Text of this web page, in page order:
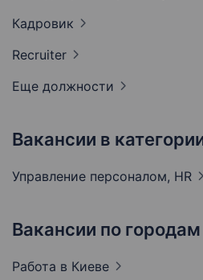
Кадровик
Recruiter
Еще должности
Вакансии в
Управление персоналом, HR
Вакансии по городам
Работа в Киеве